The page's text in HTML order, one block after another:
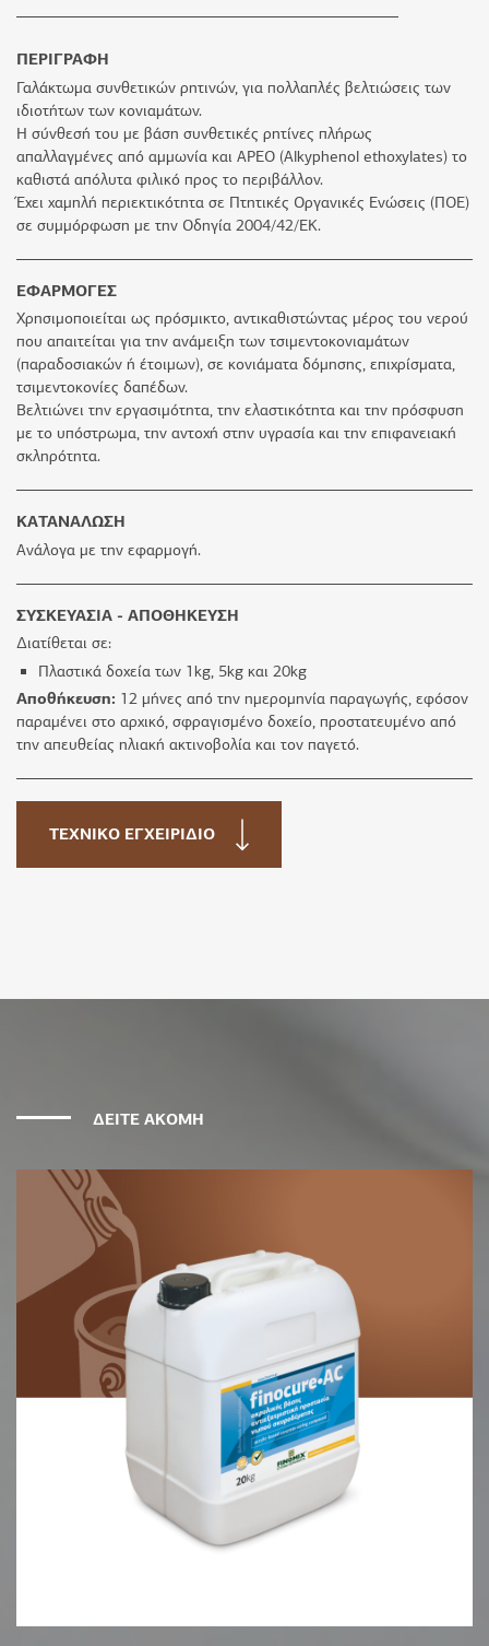
ΠΕΡΙΓΡΑΦΗ
Γαλάκτωμα συνθετικών ρητινών, για πολλαπλές βελτιώσεις των
ιδιοτήτων των κονιαμάτων.
Η σύνθεσή του με βάση συνθετικές ρητίνες πλήρως
απαλλαγμένες από αμμωνία και APEO (Alkyphenol ethoxylates) το
καθιστά απόλυτα φιλικό προς το περιβάλλον.
Έχει χαμηλή περιεκτικότητα σε Πτητικές Οργανικές Ενώσεις (ΠΟΕ)
σε συμμόρφωση με την Οδηγία 2004/42/ΕΚ.
ΕΦΑΡΜΟΓΕΣ
Χρησιμοποιείται ως πρόσμικτο, αντικαθιστώντας μέρος του νερού
που απαιτείται για την ανάμειξη των τσιμεντοκονιαμάτων
(παραδοσιακών ή έτοιμων), σε κονιάματα δόμησης, επιχρίσματα,
τσιμεντοκονίες δαπέδων.
Βελτιώνει την εργασιμότητα, την ελαστικότητα και την πρόσφυση
με το υπόστρωμα, την αντοχή στην υγρασία και την επιφανειακή
σκληρότητα.
ΚΑΤΑΝΑΛΩΣΗ
Ανάλογα με την εφαρμογή.
ΣΥΣΚΕΥΑΣΙΑ - ΑΠΟΘΗΚΕΥΣΗ
Διατίθεται σε:
Πλαστικά δοχεία των 1kg, 5kg και 20kg
Αποθήκευση: 12 μήνες από την ημερομηνία παραγωγής, εφόσον
παραμένει στο αρχικό, σφραγισμένο δοχείο, προστατευμένο από
την απευθείας ηλιακή ακτινοβολία και τον παγετό.
ΤΕΧΝΙΚΟ ΕΓΧΕΙΡΙΔΙΟ
ΔΕΙΤΕ ΑΚΟΜΗ